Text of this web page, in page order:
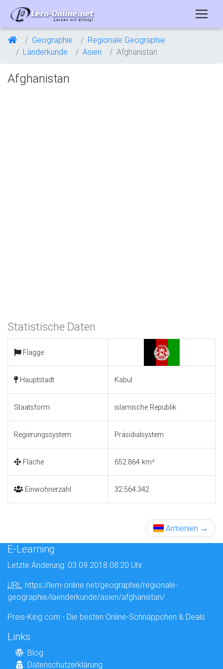
Geographie
Regionale Geographie
Länderkunde
Asien Afghanistan
Afghanistan
Statistische Daten
Flagge
Hauptstadt Kabul
Staatsform islamische Republik
Regierungssystem Präsidialsystem
Fläche 652.864 km²
Einwohnerzahl 32.564.342
Armenien →
E-Learning
Letzte Änderung: 03.09.2018 08:20 Uhr
URL: https://lern-online.net/geographie/regionale-
geographie/laenderkunde/asien/afghanistan/
Preis-King.com - Die besten Online-Schnäppchen & Deals
Links
Blog
Datenschutzerklärung